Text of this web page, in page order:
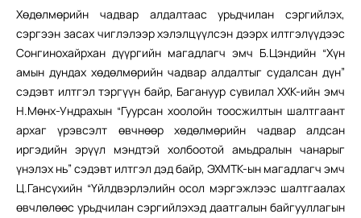
Хөдөлмөрийн чадвар алдалтаас урьдчилан сэргийлэх,
сэргээн засах чиглэлээр хэлэлцүүлсэн дээрх илтгэлүүдээс
Сонгинохайрхан дүүргийн магадлагч эмч Б.Цэндийн “Хүн
амын дундах хөдөлмөрийн чадвар алдалтыг судалсан дүн”
сэдэвт илтгэл тэргүүн байр, Багануур сувилал ХХК-ийн эмч
Н.Мөнх-Ундрахын “Гуурсан хоолойн тоосжилтын шалтгаант
архаг үрэвсэлт өвчнөөр хөдөлмөрийн чадвар алдсан
иргэдийн эрүүл мэндтэй холбоотой амьдралын чанарыг
үнэлэх нь” сэдэвт илтгэл дэд байр, ЭХМТК-ын магадлагч эмч
Ц.Гансүхийн “Үйлдвэрлэлийн осол мэргэжлээс шалтгаалах
өвчлөлөөс урьдчилан сэргийлэхэд даатгалын байгууллагын